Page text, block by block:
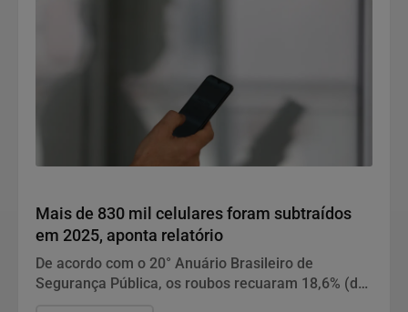
Mais de 830 mil celulares foram subtraídos
em 2025, aponta relatório
De acordo com o 20° Anuário Brasileiro de
Segurança Pública, os roubos recuaram 18,6% (de